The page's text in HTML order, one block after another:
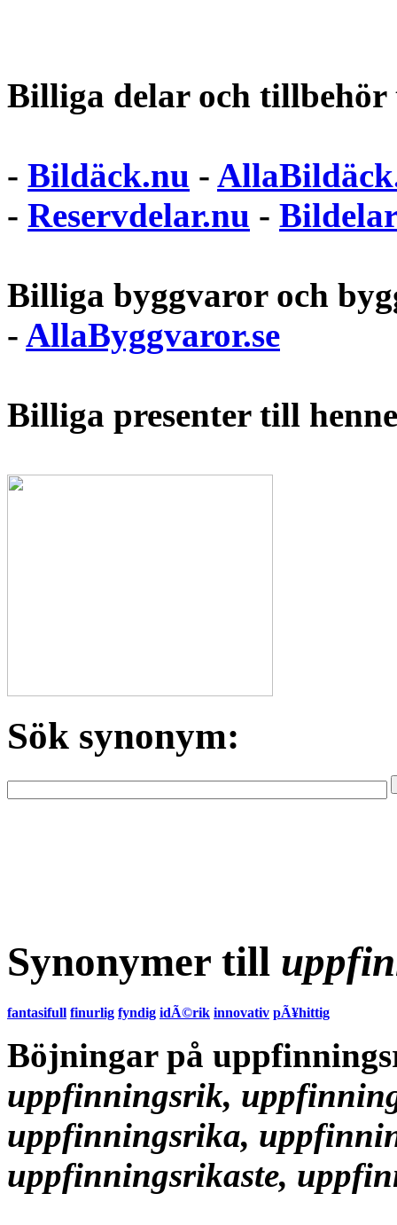
Billiga delar och
- Bildäck.nu -
- Reservdelar.nu - Bildelar
Billiga byggvaror och
- AllaByggvaror.se
Billiga presenter till
Sök synonym:
Synonymer till
fantasifull finurlig fyndig idÃ©rik innovativ pÃ¥hittig
Böjningar på
uppfinningsrik,
uppfinningsrika,
uppfinningsrikaste,